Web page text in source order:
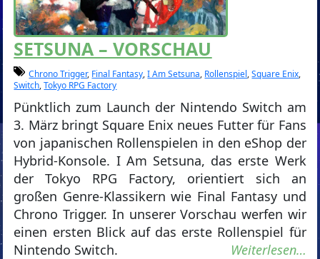
SETSUNA – VORSCHAU
Chrono Trigger, Final Fantasy,I Am Setsuna, Rollenspiel,Square Enix,
Switch,Tokyo RPG Factory
Pünktlich zum Launch der Nintendo Switch am
3. März bringt Square Enix neues Futter für Fans
von japanischen Rollenspielen in den eShop der
Hybrid-Konsole. I Am Setsuna, das erste Werk
der Tokyo RPG Factory, orientiert sich an
großen Genre-Klassikern wie Final Fantasy und
Chrono Trigger. In unserer Vorschau werfen wir
einen ersten Blick auf das erste Rollenspiel für
Nintendo Switch.
Weiterlesen…